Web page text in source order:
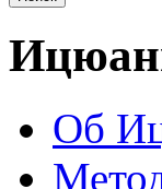
Об